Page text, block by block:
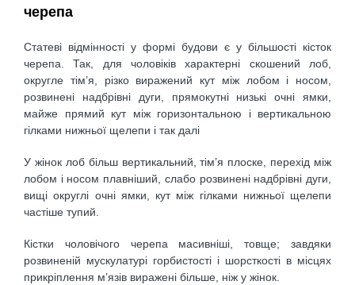
черепа
Статеві відмінності у формі будови є у більшості кісток
черепа. Так, для чоловіків характерні скошений лоб,
округле тім’я, різко виражений кут між лобом і носом,
розвинені надбрівні дуги, прямокутні низькі очні ямки,
майже прямий кут між горизонтальною і вертикальною
гілками нижньої щелепи і так далі
У жінок лоб більш вертикальний, тім’я плоске, перехід між
лобом і носом плавніший, слабо розвинені надбрівні дуги,
вищі округлі очні ямки, кут між гілками нижньої щелепи
частіше тупий.
Кістки чоловічого черепа масивніші, товще; завдяки
розвиненій мускулатурі горбистості і шорсткості в місцях
прикріплення м’язів виражені більше, ніж у жінок.